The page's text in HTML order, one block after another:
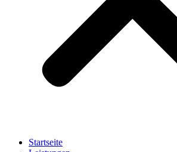
Startseite